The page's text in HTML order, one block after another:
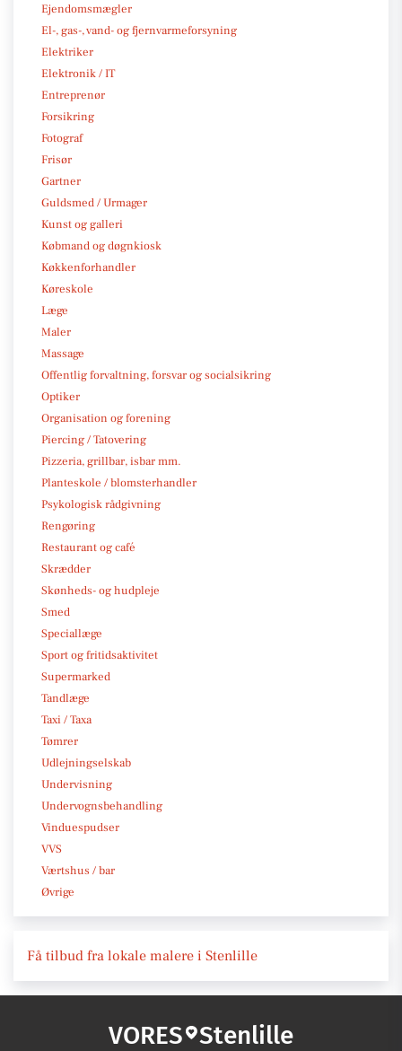
Ejendomsmægler
El-, gas-, vand- og fjernvarmeforsyning
Elektriker
Elektronik / IT
Entreprenør
Forsikring
Fotograf
Frisør
Gartner
Guldsmed / Urmager
Kunst og galleri
Købmand og døgnkiosk
Køkkenforhandler
Køreskole
Læge
Maler
Massage
Offentlig forvaltning, forsvar og socialsikring
Optiker
Organisation og forening
Piercing / Tatovering
Pizzeria, grillbar, isbar mm.
Planteskole / blomsterhandler
Psykologisk rådgivning
Rengøring
Restaurant og café
Skrædder
Skønheds- og hudpleje
Smed
Speciallæge
Sport og fritidsaktivitet
Supermarked
Tandlæge
Taxi / Taxa
Tømrer
Udlejningselskab
Undervisning
Undervognsbehandling
Vinduespudser
VVS
Værtshus / bar
Øvrige
Få tilbud fra lokale malere i Stenlille
VORES Stenlille